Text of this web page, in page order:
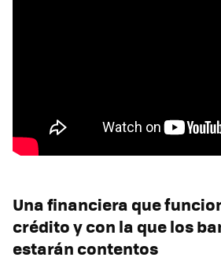
Una financiera que
crédito y con la que los
estarán contentos